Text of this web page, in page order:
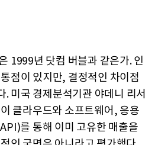
1999년 닷컴 버블과 같은가. 인
점이 있지만, 결정적인 차이점
미국 경제분석기관 야데니 리서
클라우드와 소프트웨어, 응용
를 통해 이미 고유한 매출을